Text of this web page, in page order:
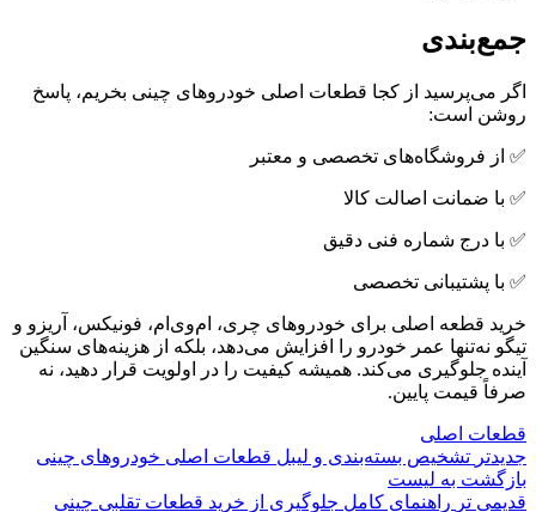
جمع‌بندی
اگر می‌پرسید از کجا قطعات اصلی خودروهای چینی بخریم، پاسخ
روشن است:
✅ از فروشگاه‌های تخصصی و معتبر
✅ با ضمانت اصالت کالا
✅ با درج شماره فنی دقیق
✅ با پشتیبانی تخصصی
خرید قطعه اصلی برای خودروهای چری، ام‌وی‌ام، فونیکس، آریزو و
تیگو نه‌تنها عمر خودرو را افزایش می‌دهد، بلکه از هزینه‌های سنگین
آینده جلوگیری می‌کند. همیشه کیفیت را در اولویت قرار دهید، نه
صرفاً قیمت پایین.
قطعات اصلی
جدیدتر تشخیص بسته‌بندی و لیبل قطعات اصلی خودروهای چینی
بازگشت به لیست
قدیمی تر راهنمای کامل جلوگیری از خرید قطعات تقلبی چینی